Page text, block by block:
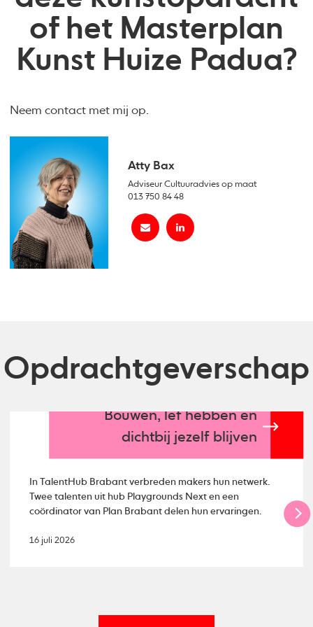
of het Masterplan
Kunst Huize Padua?
Neem contact met mij op.
Atty Bax
Adviseur Cultuuradvies op maat
013 750 84 48
Opdrachtgeverschap
Bouwen, lef hebben en
dichtbij jezelf blijven
In TalentHub Brabant verbreden makers hun netwerk.
Twee talenten uit hub Playgrounds Next en een
coördinator van Plan Brabant delen hun ervaringen.
16 juli 2026